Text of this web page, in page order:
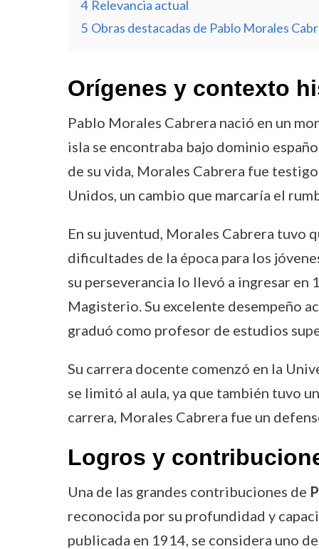
4 Relevancia actual
5 Obras destacadas de Pablo Morales
Orígenes y contexto
Pablo Morales Cabrera nació en un
isla se encontraba bajo dominio
de su vida, Morales Cabrera fue
Unidos, un cambio que marcaría el
En su juventud, Morales Cabrera tuvo
dificultades de la época para los
su perseverancia lo llevó a ingresar en
Magisterio. Su excelente desempeño
graduó como profesor de estudios
Su carrera docente comenzó en la
se limitó al aula, ya que también tuvo
carrera, Morales Cabrera fue un
Logros y
Una de las grandes contribuciones de
reconocida por su profundidad y
publicada en 1914, se considera uno